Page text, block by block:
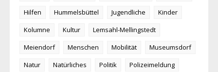
Hilfen
Hummelsbüttel Jugendliche
Kinder
Kolumne
Kultur
Lemsahl-Mellingstedt
Meiendorf
Menschen Mobilität
Museumsdorf
Natur
Natürliches Politik
Polizeimeldung